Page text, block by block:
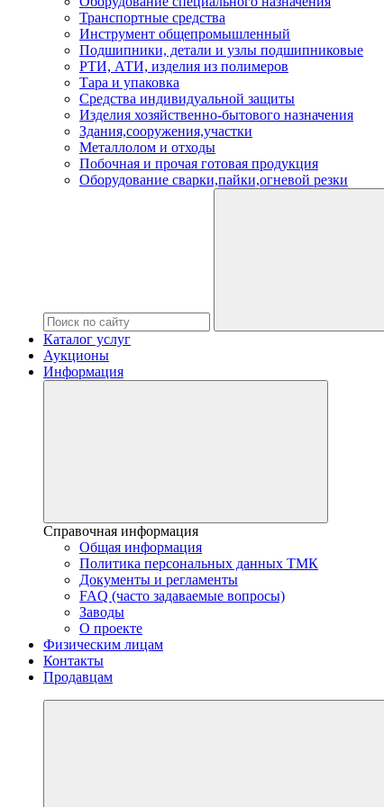
Транспортные средства
Инструмент общепромышленный
Подшипники, детали и узлы подшипниковые
РТИ, АТИ, изделия из полимеров
Тара и упаковка
Средства индивидуальной защиты
Изделия хозяйственно-бытового назначения
Здания,сооружения,участки
Металлолом и отходы
Побочная и прочая готовая продукция
Оборудование сварки,пайки,огневой резки
Каталог услуг
Аукционы
Информация
Справочная информация
Общая информация
Политика персональных данных ТМК
Документы и регламенты
FAQ (часто задаваемые вопросы)
Заводы
О проекте
Физическим лицам
Контакты
Продавцам